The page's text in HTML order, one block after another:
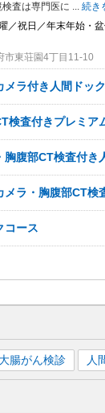
検査は専門医に ... 続き
／祝日／年末年始・
市東荘園4丁目11-10
メラ付き人間ドッ
検査付きプレミア
胸腹部CT検査付き
メラ・胸腹部CT検
コース
大腸がん検診 人